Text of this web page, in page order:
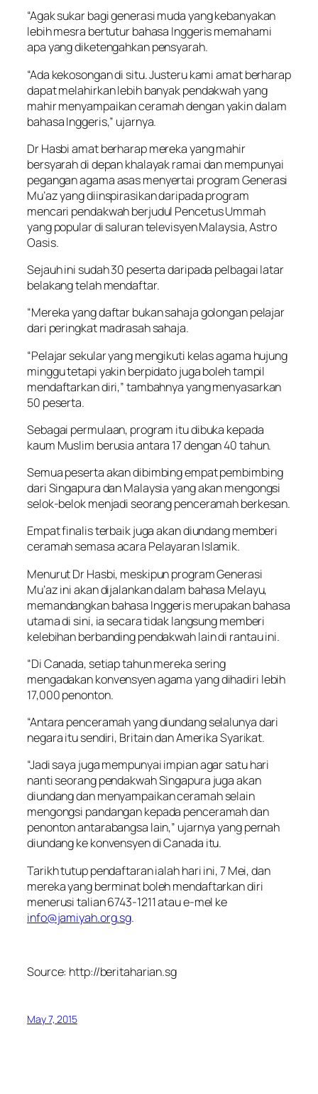
“Agak sukar bagi generasi muda yang kebanyakan
lebih mesra bertutur bahasa Inggeris memahami
apa yang diketengahkan pensyarah.
“Ada kekosongan di situ. Justeru kami amat berharap
dapat melahirkan lebih banyak pendakwah yang
mahir menyampaikan ceramah dengan yakin dalam
bahasa Inggeris,” ujarnya.
Dr Hasbi amat berharap mereka yang mahir
bersyarah di depan khalayak ramai dan mempunyai
pegangan agama asas menyertai program Generasi
Mu’az yang diinspirasikan daripada program
mencari pendakwah berjudul Pencetus Ummah
yang popular di saluran televisyen Malaysia, Astro
Oasis.
Sejauh ini sudah 30 peserta daripada pelbagai latar
belakang telah mendaftar.
“Mereka yang daftar bukan sahaja golongan pelajar
dari peringkat madrasah sahaja.
“Pelajar sekular yang mengikuti kelas agama hujung
minggu tetapi yakin berpidato juga boleh tampil
mendaftarkan diri,” tambahnya yang menyasarkan
50 peserta.
Sebagai permulaan, program itu dibuka kepada
kaum Muslim berusia antara 17 dengan 40 tahun.
Semua peserta akan dibimbing empat pembimbing
dari Singapura dan Malaysia yang akan mengongsi
selok-belok menjadi seorang penceramah berkesan.
Empat finalis terbaik juga akan diundang memberi
ceramah semasa acara Pelayaran Islamik.
Menurut Dr Hasbi, meskipun program Generasi
Mu’az ini akan dijalankan dalam bahasa Melayu,
memandangkan bahasa Inggeris merupakan bahasa
utama di sini, ia secara tidak langsung memberi
kelebihan berbanding pendakwah lain di rantau ini.
“Di Canada, setiap tahun mereka sering
mengadakan konvensyen agama yang dihadiri lebih
17,000 penonton.
“Antara penceramah yang diundang selalunya dari
negara itu sendiri, Britain dan Amerika Syarikat.
“Jadi saya juga mempunyai impian agar satu hari
nanti seorang pendakwah Singapura juga akan
diundang dan menyampaikan ceramah selain
mengongsi pandangan kepada penceramah dan
penonton antarabangsa lain,” ujarnya yang pernah
diundang ke konvensyen di Canada itu.
Tarikh tutup pendaftaran ialah hari ini, 7 Mei, dan
mereka yang berminat boleh mendaftarkan diri
menerusi talian 6743-1211 atau e-mel ke
info@jamiyah.org.sg.
Source: http://beritaharian.sg
May 7, 2015